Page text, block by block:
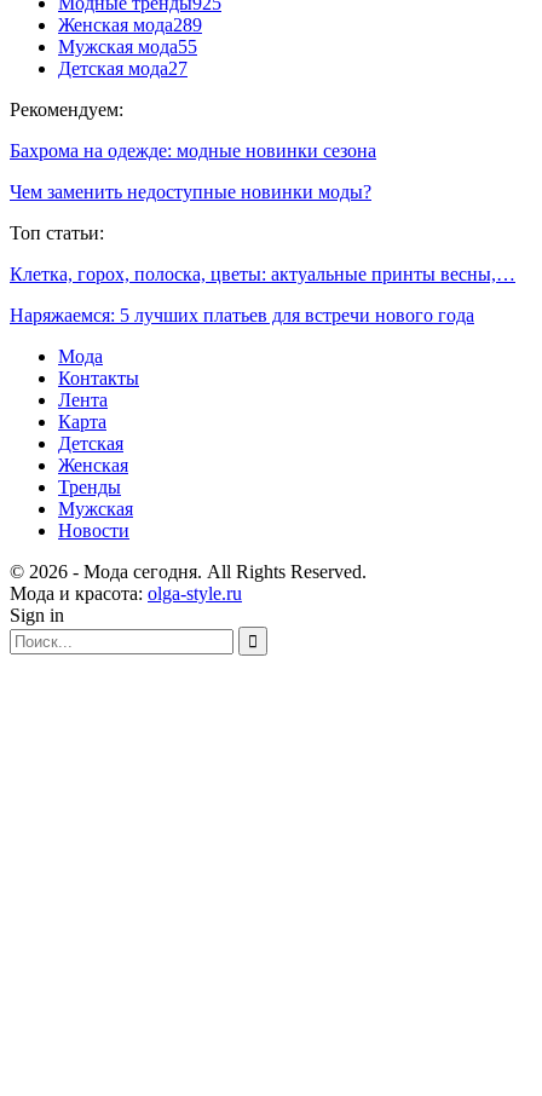
Женская мода289
Мужская мода55
Детская мода27
Рекомендуем:
Бахрома на одежде: модные новинки сезона
Чем заменить недоступные новинки моды?
Топ статьи:
Клетка, горох, полоска, цветы: актуальные принты весны,…
Наряжаемся: 5 лучших платьев для встречи нового года
Мода
Контакты
Лента
Карта
Детская
Женская
Тренды
Мужская
Новости
© 2026 - Мода сегодня. All Rights Reserved.
Мода и красота: olga-style.ru
Sign in